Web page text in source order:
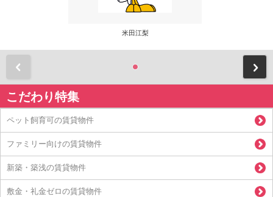
米田江梨
こだわり特集
ペット飼育可の賃貸物件
ファミリー向けの賃貸物件
新築・築浅の賃貸物件
敷金・礼金ゼロの賃貸物件